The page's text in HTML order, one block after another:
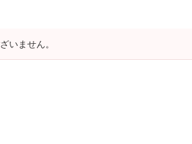
いません。